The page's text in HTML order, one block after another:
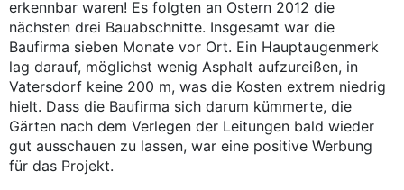
erkennbar waren! Es folgten an Ostern 2012 die
nächsten drei Bauabschnitte. Insgesamt war die
Baufirma sieben Monate vor Ort. Ein Hauptaugenmerk
lag darauf, möglichst wenig Asphalt aufzureißen, in
Vatersdorf keine 200 m, was die Kosten extrem niedrig
hielt. Dass die Baufirma sich darum kümmerte, die
Gärten nach dem Verlegen der Leitungen bald wieder
gut ausschauen zu lassen, war eine positive Werbung
für das Projekt.